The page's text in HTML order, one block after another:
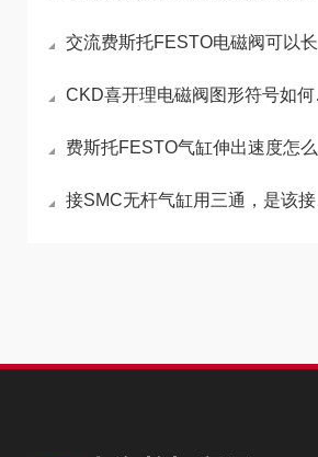
交流费斯托FESTO电磁阀可以长时间持续通电工作吗
CKD喜开理电磁阀图形符号如何区分常开和常闭状态
费斯托FESTO气缸伸出速度怎么变快
接SMC无杆气缸用三通，是该接在进气管还是出气管